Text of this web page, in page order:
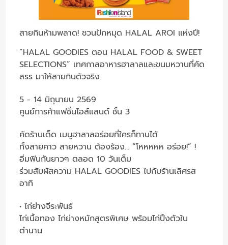
สายกินห้ามพลาด! ชวนปักหมุด HALAL AROI แห่งปี!
“HALAL GOODIES ตอน HALAL FOOD & SWEET
SELECTIONS” เทศกาลอาหารฮาลาลและขนมหวานที่คัด
สรร มาให้สายกินตัวจริง
5 - 14 มิถุนายน 2569
ศูนย์การค้าแฟชั่นไอส์แลนด์ ชั้น 3
คัดร้านเด็ด เมนูฮาลาลอร่อยที่ใครก็ทานได้
ทั้งสายคาว สายหวาน ต้องร้อง… “โหหหหห อร่อย!” !
อิ่มฟินกันยาวๆ ตลอด 10 วันเต็ม
ร่วมสัมผัสความ HALAL GOODIES ไปกับร้านเลิศรส
อาทิ
• ไก่ย่างจีระพันธ์
ไก่เนื้อทอง ไก่ย่างหมักสูตรพิเศษ พร้อมไก่ปิ้งตัวใน
ตำนาน